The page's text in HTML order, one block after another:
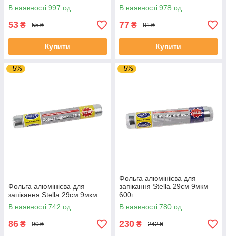
В наявності 997 од.
53 ₴ 55 ₴
Купити
В наявності 978 од.
77 ₴ 81 ₴
Купити
–5%
Фольга алюмінієва для
запікання Stella 29см 9мкм
В наявності 742 од.
86 ₴ 90 ₴
–5%
Фольга алюмінієва для
запікання Stella 29см 9мкм
600г
В наявності 780 од.
230 ₴ 242 ₴